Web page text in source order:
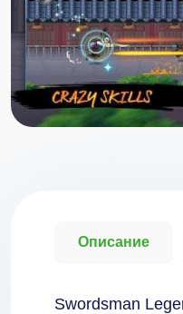
Описание
Swordsman